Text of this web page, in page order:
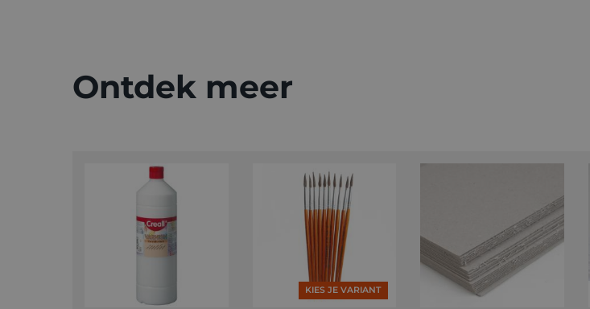
Ontdek meer
KIES JE VARIANT